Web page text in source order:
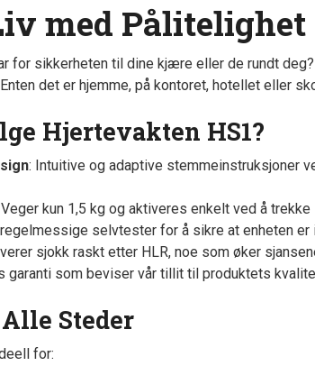
med
for sikkerheten til dine kjære eller de rundt deg?
det er hjemme, på kontoret, hotellet eller
Hjertevakten HS1?
: Intuitive og adaptive stemmeinstruksjoner
kun 1,5 kg og aktiveres enkelt ved å
selvtester for å sikre at enheten er
sjokk raskt etter HLR, noe som øker
garanti som beviser vår tillit til produktets
Steder
for: